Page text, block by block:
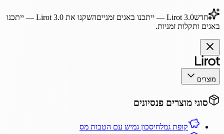
חדשLirot 3.0 — ייתכנו באגים זמנייםהשקנו את Lirot 3.0— ייתכנו
באגים ותקלות זמניות.
מוצרים
סוגי מוצרים פנסיונים
קופת גמלחיסכון גמיש עם הטבות מס